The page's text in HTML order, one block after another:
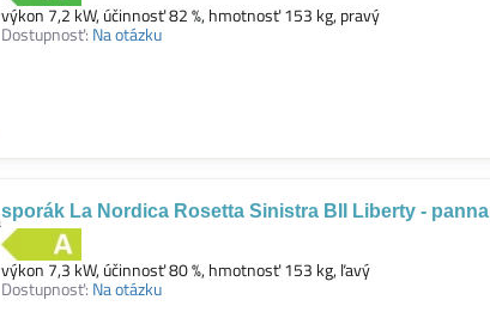
výkon 7,2 kW, účinnosť 82 %, hmotnosť 153 kg, pravý
Dostupnosť: Na otázku
sporák La Nordica Rosetta Sinistra BII Liberty - panna
výkon 7,3 kW, účinnosť 80 %, hmotnosť 153 kg, ľavý
Dostupnosť: Na otázku